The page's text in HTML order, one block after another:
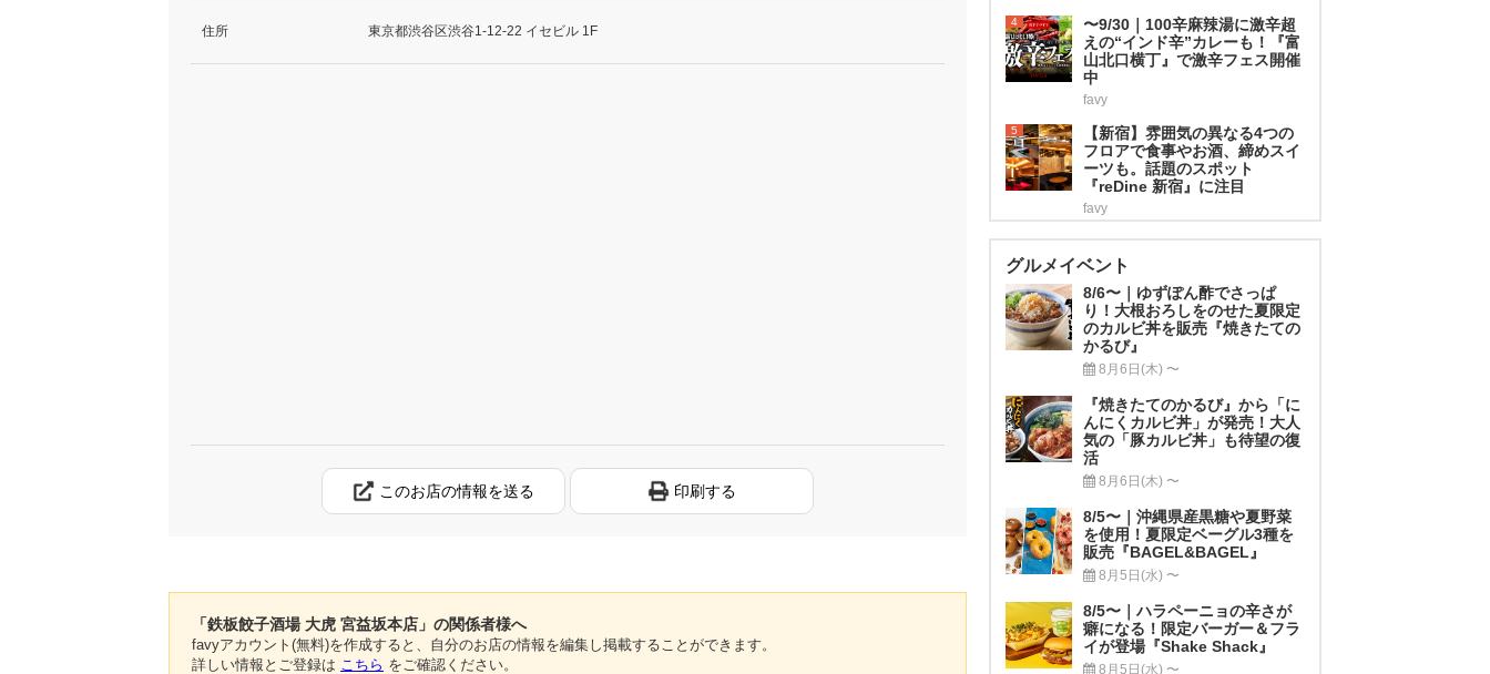
住所 東京都渋谷区渋谷1-12-22 イセビル 1F
このお店の情報を送る 印刷する
「鉄板餃子酒場 大虎 宮益坂本店」の関係者様へ
favyアカウント(無料)を作成すると、自分のお店の情報を編集し掲載することができます。
詳しい情報とご登録は こちら をご確認ください。
4
〜9/30｜100辛麻辣湯に激辛超
えの“インド辛”カレーも！『富
山北口横丁』で激辛フェス開催
中
favy
5
【新宿】雰囲気の異なる4つの
フロアで食事やお酒、締めスイ
ーツも。話題のスポット
『reDine 新宿』に注目
favy
グルメイベント
8/6〜｜ゆずぽん酢でさっぱ
り！大根おろしをのせた夏限定
のカルビ丼を販売『焼きたての
かるび』
8月6日(木) 〜
『焼きたてのかるび』から「に
んにくカルビ丼」が発売！大人
気の「豚カルビ丼」も待望の復
活
8月6日(木) 〜
8/5〜｜沖縄県産黒糖や夏野菜
を使用！夏限定ベーグル3種を
販売『BAGEL&BAGEL』
8月5日(水) 〜
8/5〜｜ハラペーニョの辛さが
癖になる！限定バーガー＆フラ
イが登場『Shake Shack』
8月5日(水) 〜